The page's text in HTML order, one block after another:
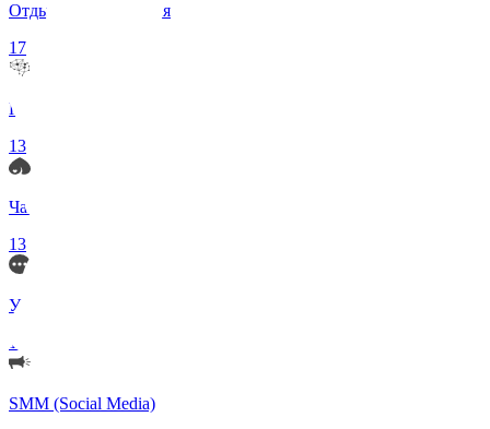
Отдых и Развлечения
17
Нейросети и ИИ
13
Чаты по интересам
13
Удаленка (Работа)
11
SMM (Social Media)